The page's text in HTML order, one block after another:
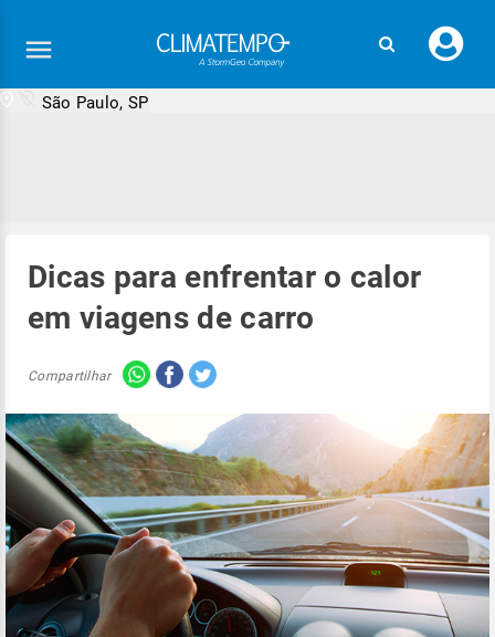
seu
São Paulo, SP
Dicas para enfrentar o calor
em viagens de carro
Compartilhar